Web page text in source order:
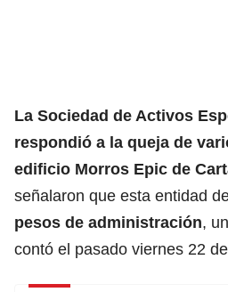
La Sociedad de Activos
respondió a la queja de
edificio Morros Epic de
señalaron que esta entidad
pesos de administración,
contó el pasado viernes 22